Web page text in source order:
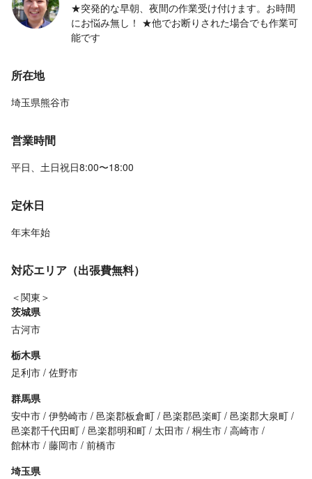
★突発的な早朝、夜間の作業受け付けます。お時間
にお悩み無し！ ★他でお断りされた場合でも作業可
能です
所在地
埼玉県熊谷市
営業時間
平日、土日祝日8:00〜18:00
定休日
年末年始
対応エリア（出張費無料）
＜関東＞
茨城県
古河市
栃木県
足利市 佐野市
群馬県
安中市 伊勢崎市 邑楽郡板倉町 邑楽郡邑楽町 邑楽郡大泉町
邑楽郡千代田町 邑楽郡明和町 太田市 桐生市 高崎市
館林市 藤岡市 前橋市
埼玉県